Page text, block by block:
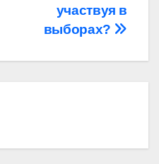
участвуя в
выборах?